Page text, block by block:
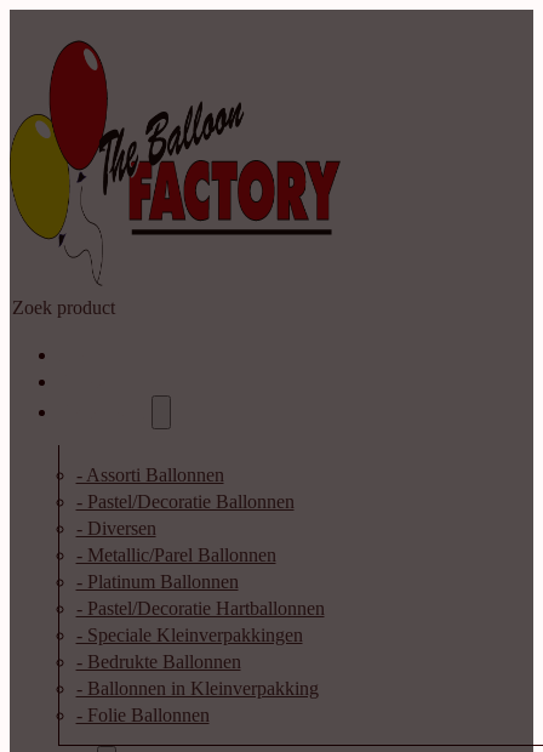
Zoeken
- Assorti Ballonnen
- Pastel/Decoratie Ballonnen
- Diversen
- Metallic/Parel Ballonnen
- Platinum Ballonnen
- Pastel/Decoratie Hartballonnen
- Speciale Kleinverpakkingen
- Bedrukte Ballonnen
- Ballonnen in Kleinverpakking
- Folie Ballonnen